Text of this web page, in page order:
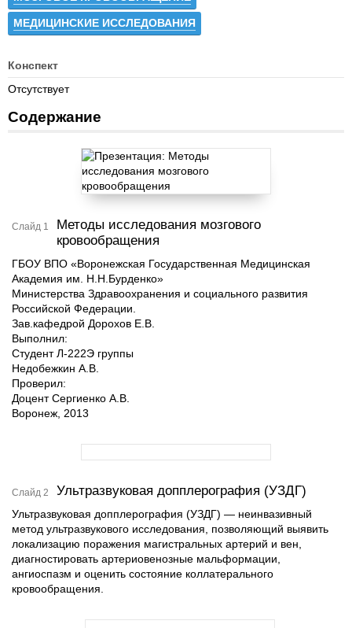
МЕДИЦИНСКИЕ ИССЛЕДОВАНИЯ
Конспект
Отсутствует
Содержание
Слайд 1
Методы исследования мозгового
кровообращения
ГБОУ ВПО «Воронежская Государственная Медицинская
Академия им. Н.Н.Бурденко»
Министерства Здравоохранения и социального развития
Российской Федерации.
Зав.кафедрой Дорохов Е.В.
Выполнил:
Студент Л-222Э группы
Недобежкин А.В.
Проверил:
Доцент Сергиенко А.В.
Воронеж, 2013
Слайд 2 Ультразвуковая допплерография (УЗДГ)
Ультразвуковая допплерография (УЗДГ) — неинвазивный
метод ультразвукового исследования, позволяющий выявить
локализацию поражения магистральных артерий и вен,
диагностировать артериовенозные мальформации,
ангиоспазм и оценить состояние коллатерального
кровообращения.